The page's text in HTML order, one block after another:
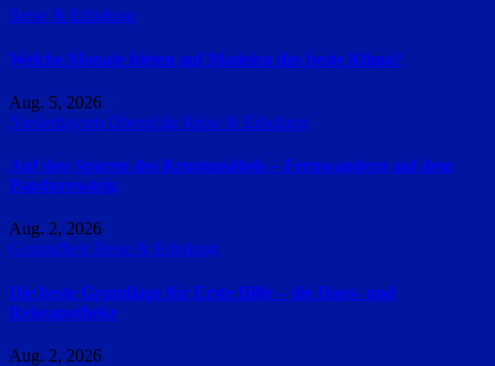
Reise & Erholung
Welche Monate bieten auf Madeira das beste Klima?
Aug. 5, 2026
Niederbayern Oberpfalz Reise & Erholung
Auf den Spuren des Krummsäbels – Fernwandern auf dem
Pandurensteig
Aug. 2, 2026
Gesundheit Reise & Erholung
Die beste Grundlage für Erste Hilfe – die Haus- und
Reiseapotheke
Aug. 2, 2026